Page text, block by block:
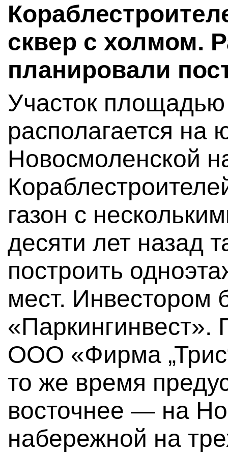
сквер с холмом.
планировали
Участок площадью
располагается на
Новосмоленской
газон с
десяти лет назад
построить
мест.
ООО «Фирма
то же время
восточнее — на
набережной на